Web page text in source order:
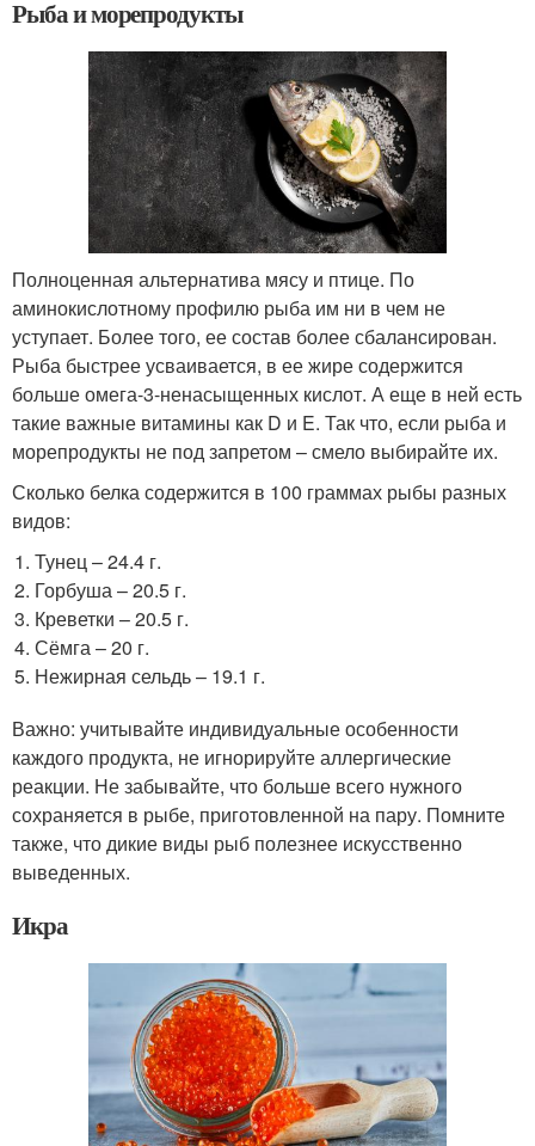
Рыба и морепродукты
Полноценная альтернатива мясу и птице. По
аминокислотному профилю рыба им ни в чем не
уступает. Более того, ее состав более сбалансирован.
Рыба быстрее усваивается, в ее жире содержится
больше омега-3-ненасыщенных кислот. А еще в ней есть
такие важные витамины как D и E. Так что, если рыба и
морепродукты не под запретом – смело выбирайте их.
Сколько белка содержится в 100 граммах рыбы разных
видов:
Тунец – 24.4 г.
Горбуша – 20.5 г.
Креветки – 20.5 г.
Сёмга – 20 г.
Нежирная сельдь – 19.1 г.
Важно: учитывайте индивидуальные особенности
каждого продукта, не игнорируйте аллергические
реакции. Не забывайте, что больше всего нужного
сохраняется в рыбе, приготовленной на пару. Помните
также, что дикие виды рыб полезнее искусственно
выведенных.
Икра